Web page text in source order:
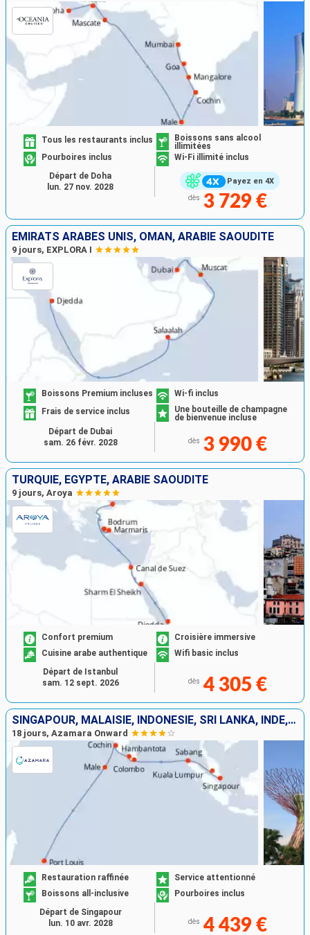
Payez en 4X
Tous les restaurants inclus
Boissons sans alcool
illimitées
Pourboires inclus
Wi-Fi illimité inclus
dès 3 729 €
Départ de Doha
lun. 27 nov. 2028
EMIRATS ARABES UNIS, OMAN, ARABIE SAOUDITE
9 jours, EXPLORA I
Boissons Premium incluses
Wi-fi inclus
Frais de service inclus
Une bouteille de champagne
de bienvenue incluse
dès 3 990 €
Départ de Dubai
sam. 26 févr. 2028
TURQUIE, EGYPTE, ARABIE SAOUDITE
9 jours, Aroya
Confort premium
Croisière immersive
Cuisine arabe authentique
Wifi basic inclus
dès 4 305 €
Départ de Istanbul
sam. 12 sept. 2026
SINGAPOUR, MALAISIE, INDONÉSIE, SRI LANKA, INDE, MALDIVES, MAURICE
18 jours, Azamara Onward
Restauration raffinée
Service attentionné
Boissons all-inclusive
Pourboires inclus
dès 4 439 €
Départ de Singapour
lun. 10 avr. 2028